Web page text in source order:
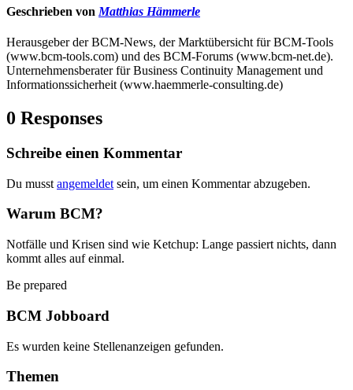
Geschrieben von Matthias Hämmerle
Herausgeber der BCM-News, der Marktübersicht für BCM-Tools
(www.bcm-tools.com) und des BCM-Forums (www.bcm-net.de).
Unternehmensberater für Business Continuity Management und
Informationssicherheit (www.haemmerle-consulting.de)
0 Responses
Schreibe einen Kommentar
Du musst angemeldet sein, um einen Kommentar abzugeben.
Warum BCM?
Notfälle und Krisen sind wie Ketchup: Lange passiert nichts, dann
kommt alles auf einmal.
Be prepared
BCM Jobboard
Es wurden keine Stellenanzeigen gefunden.
Themen